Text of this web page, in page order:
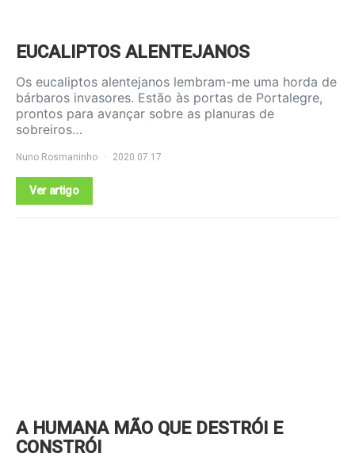
EUCALIPTOS ALENTEJANOS
Os eucaliptos alentejanos lembram-me uma horda de
bárbaros invasores. Estão às portas de Portalegre,
prontos para avançar sobre as planuras de
sobreiros…
Nuno Rosmaninho 2020.07.17
Ver artigo
A HUMANA MÃO QUE DESTRÓI E
CONSTRÓI